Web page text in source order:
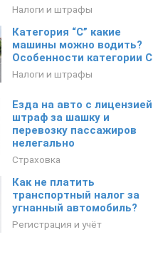
Налоги и штрафы
Категория “C” какие
машины можно водить?
Особенности категории С
Налоги и штрафы
Езда на авто с лицензией
штраф за шашку и
перевозку пассажиров
нелегально
Страховка
Как не платить
транспортный налог за
угнанный автомобиль?
Регистрация и учёт